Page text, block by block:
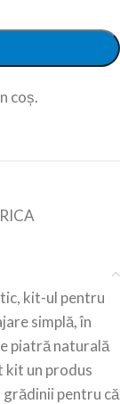
coș.
kit-ul pentru
simplă, în
piatră naturală
kit un produs
pentru că